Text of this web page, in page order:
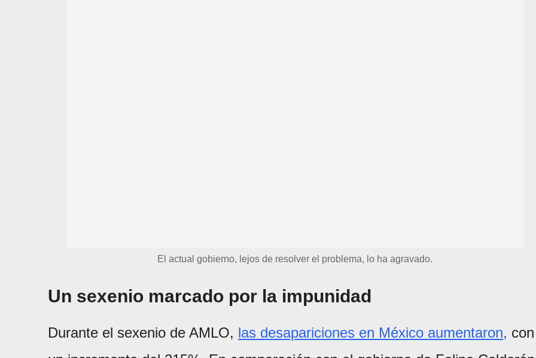
El actual gobierno, lejos de resolver el problema, lo ha agravado.
Un sexenio marcado por la impunidad
Durante el sexenio de AMLO, las desapariciones en México aumentaron, con